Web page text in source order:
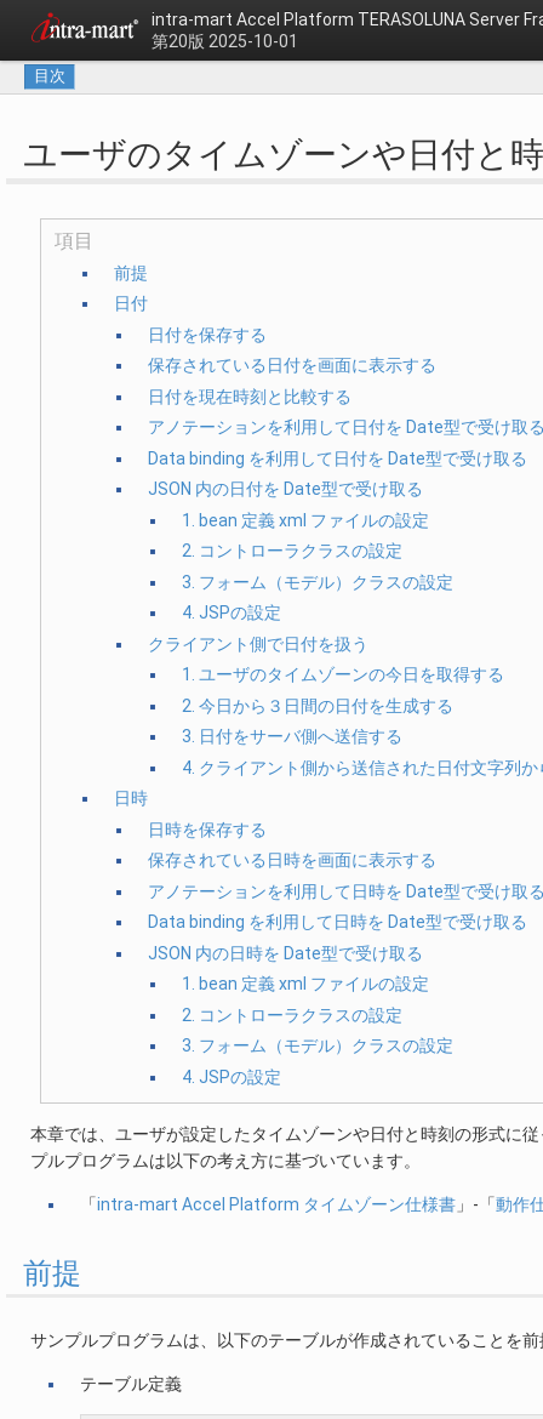
intra-mart Accel Platform TERASOLUNA Server
第20版 2025-10-01
目次
ユーザのタイムゾーンや日付と
項目
前提
日付
日付を保存する
保存されている日付を画面に表示する
日付を現在時刻と比較する
アノテーションを利用して日付を Date型で受け取
Data binding を利用して日付を Date型で受け取る
JSON 内の日付を Date型で受け取る
1. bean 定義 xml ファイルの設定
2. コントローラクラスの設定
3. フォーム（モデル）クラスの設定
4. JSPの設定
クライアント側で日付を扱う
1. ユーザのタイムゾーンの今日を取得する
2. 今日から３日間の日付を生成する
3. 日付をサーバ側へ送信する
4. クライアント側から送信された日付文字列
日時
日時を保存する
保存されている日時を画面に表示する
アノテーションを利用して日時を Date型で受け取
Data binding を利用して日時を Date型で受け取る
JSON 内の日時を Date型で受け取る
1. bean 定義 xml ファイルの設定
2. コントローラクラスの設定
3. フォーム（モデル）クラスの設定
4. JSPの設定
本章では、ユーザが設定したタイムゾーンや日付と時刻の形式に
プルプログラムは以下の考え方に基づいています。
「intra-mart Accel Platform タイムゾーン仕様書」-「動作
前提
サンプルプログラムは、以下のテーブルが作成されていることを
テーブル定義